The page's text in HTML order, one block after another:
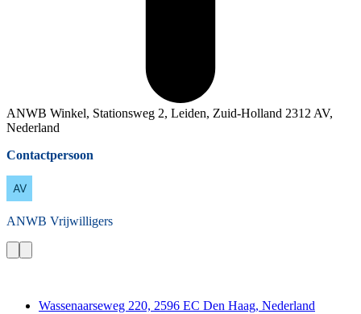
ANWB Winkel, Stationsweg 2, Leiden, Zuid-Holland 2312 AV,
Nederland
Contactpersoon
ANWB Vrijwilligers
Wassenaarseweg 220, 2596 EC Den Haag, Nederland